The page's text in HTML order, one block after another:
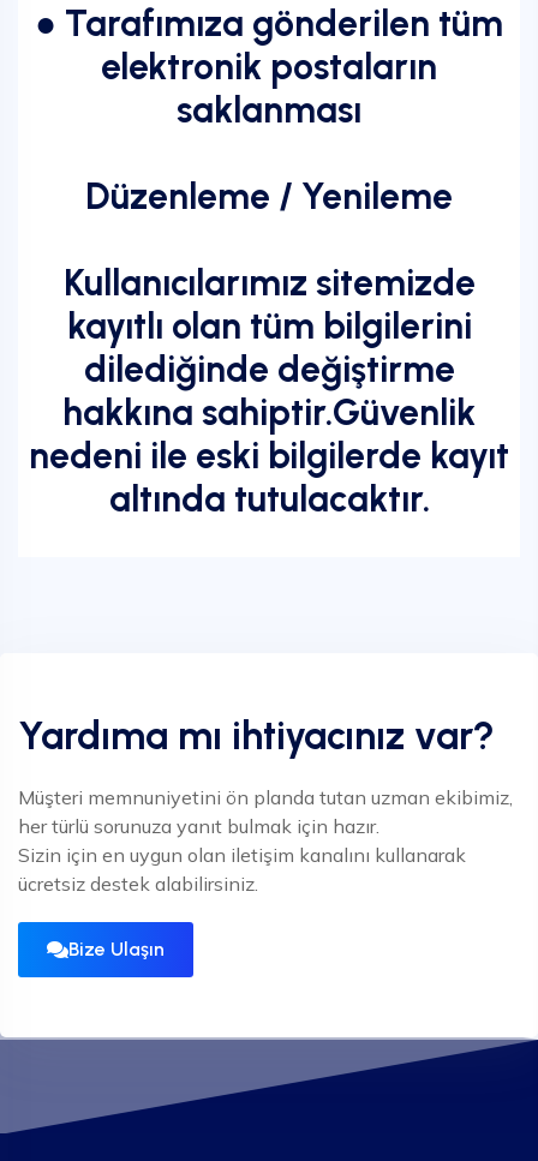
● Tarafımıza gönderilen tüm
elektronik postaların
saklanması
Düzenleme / Yenileme
Kullanıcılarımız sitemizde
kayıtlı olan tüm bilgilerini
dilediğinde değiştirme
hakkına sahiptir.Güvenlik
nedeni ile eski bilgilerde kayıt
altında tutulacaktır.
Yardıma mı ihtiyacınız var?
Müşteri memnuniyetini ön planda tutan uzman ekibimiz,
her türlü sorunuza yanıt bulmak için hazır.
Sizin için en uygun olan iletişim kanalını kullanarak
ücretsiz destek alabilirsiniz.
Bize Ulaşın